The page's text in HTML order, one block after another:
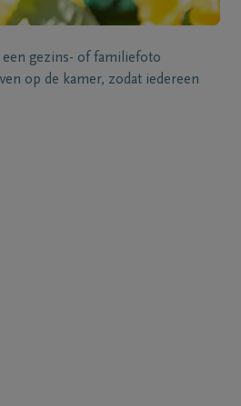
gezins- of familiefoto
op de kamer, zodat iedereen